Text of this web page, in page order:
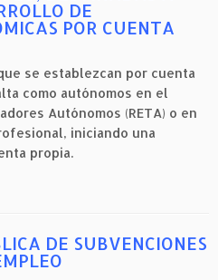
DE
POR CUENTA
se establezcan por cuenta
como autónomos en el
Autónomos (RETA) o en
iniciando una
propia.
DE SUBVENCIONES